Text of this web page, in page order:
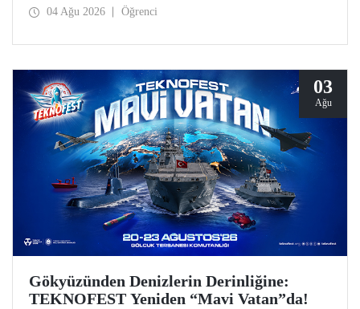
Etkinliklere Katılım Desteği kapsamında 75’inci Lindau
04 Ağu 2026 Öğrenci
03
Ağu
Gökyüzünden Denizlerin Derinliğine:
TEKNOFEST Yeniden “Mavi Vatan”da!